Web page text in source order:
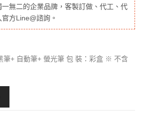
無二的企業品牌，客製訂做、代工、代
方Line@諮詢。
筆+ 自動筆+ 螢光筆 包 裝：彩盒 ※ 不含